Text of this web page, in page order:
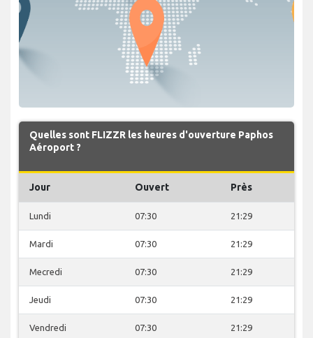
Quelles sont FLIZZR les heures d'ouverture Paphos
Aéroport ?
Jour Ouvert Près
Lundi 07:30 21:29
Mardi 07:30 21:29
Mecredi 07:30 21:29
Jeudi 07:30 21:29
Vendredi 07:30 21:29